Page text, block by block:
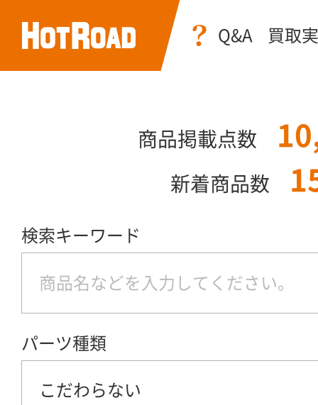
Q&A 買取
商品掲載点数
新着商品数
検索キーワード
パーツ種類
こだわらない